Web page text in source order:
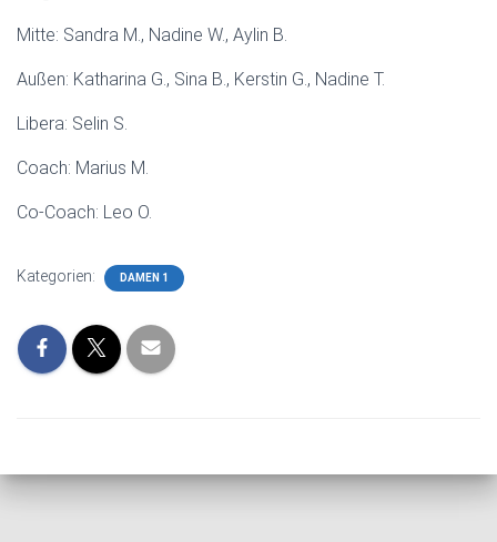
Mitte: Sandra M., Nadine W., Aylin B.
Außen: Katharina G., Sina B., Kerstin G., Nadine T.
Libera: Selin S.
Coach: Marius M.
Co-Coach: Leo O.
Kategorien: DAMEN 1